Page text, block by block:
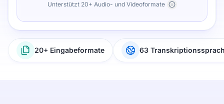
Unterstützt 20+ Audio- und Videoformate
20+ Eingabeformate 63